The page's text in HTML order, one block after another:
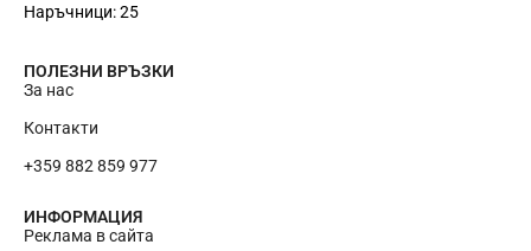
Наръчници: 25
ПОЛЕЗНИ ВРЪЗКИ
За нас
Контакти
+359 882 859 977
ИНФОРМАЦИЯ
Реклама в сайта